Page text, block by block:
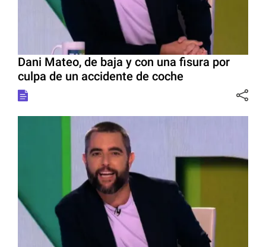
Dani Mateo, de baja y con una fisura por
culpa de un accidente de coche